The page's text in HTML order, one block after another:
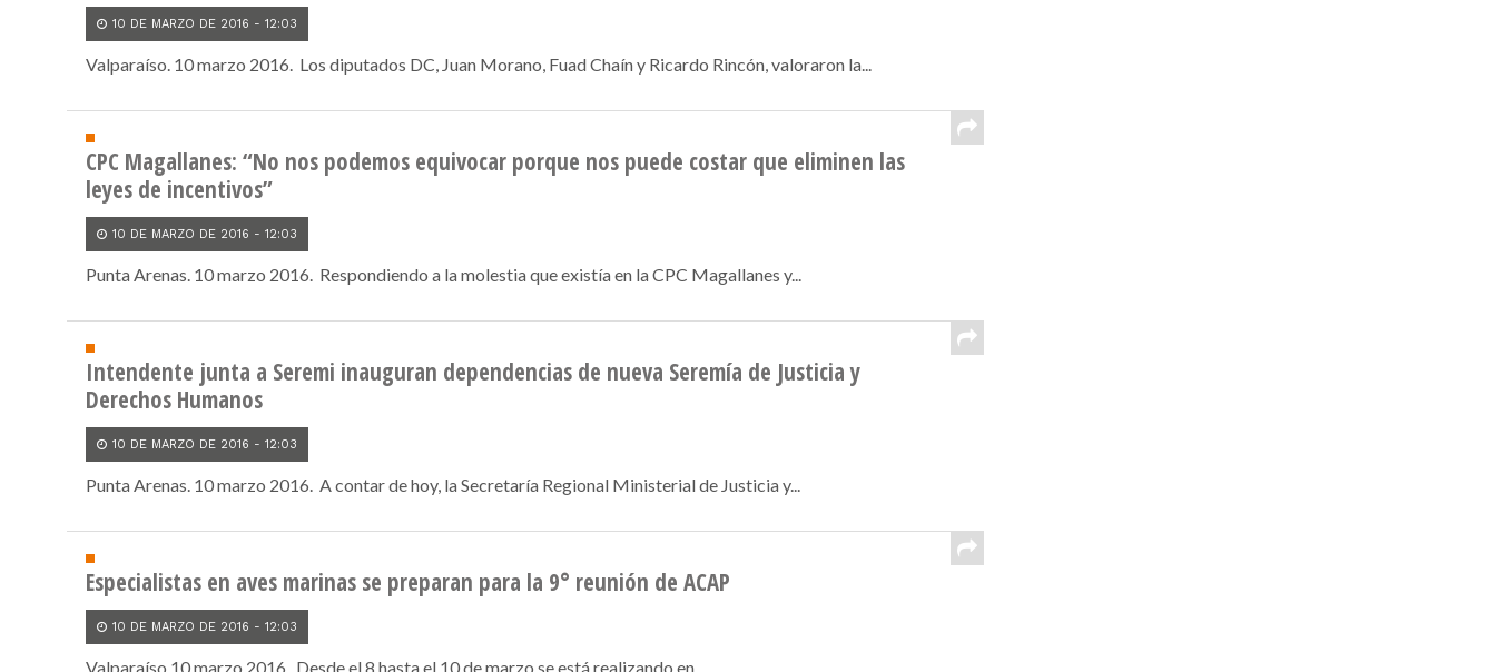
10 DE MARZO DE 2016 - 12:03
Valparaíso. 10 marzo 2016. Los diputados DC, Juan Morano, Fuad Chaín y Ricardo Rincón, valoraron la...
CPC Magallanes: “No nos podemos equivocar porque nos puede costar que eliminen las
leyes de incentivos”
10 DE MARZO DE 2016 - 12:03
Punta Arenas. 10 marzo 2016. Respondiendo a la molestia que existía en la CPC Magallanes y...
Intendente junta a Seremi inauguran dependencias de nueva Seremía de Justicia y
Derechos Humanos
10 DE MARZO DE 2016 - 12:03
Punta Arenas. 10 marzo 2016. A contar de hoy, la Secretaría Regional Ministerial de Justicia y...
Especialistas en aves marinas se preparan para la 9° reunión de ACAP
10 DE MARZO DE 2016 - 12:03
Valparaíso 10 marzo 2016. Desde el 8 hasta el 10 de marzo se está realizando en...